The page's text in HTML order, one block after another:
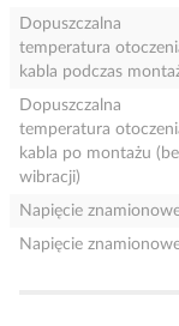
Dopuszczalna
temperatura
kabla podczas
Dopuszczalna
temperatura
kabla po montażu
wibracji)
Napięcie
Napięcie